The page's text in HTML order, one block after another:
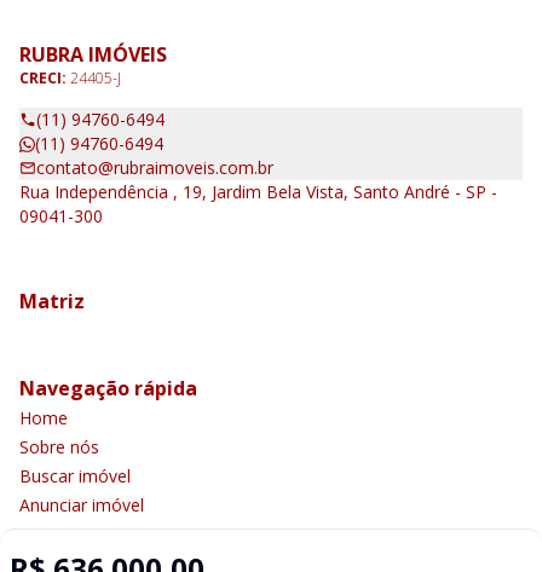
RUBRA IMÓVEIS
CRECI: 24405-J
(11) 94760-6494
(11) 94760-6494
contato@rubraimoveis.com.br
Rua Independência , 19, Jardim Bela Vista, Santo André - SP -
09041-300
Matriz
Navegação rápida
Home
Sobre nós
Buscar imóvel
Anunciar imóvel
Contato